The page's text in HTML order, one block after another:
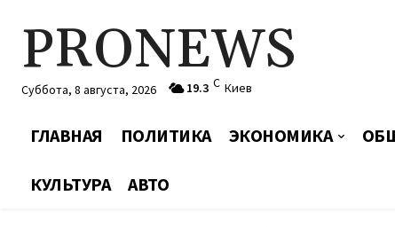
PRONEWS
Суббота, 8 августа, 2026 19.3 C Киев
ГЛАВНАЯ ПОЛИТИКА ЭКОНОМИКА
КУЛЬТУРА АВТО